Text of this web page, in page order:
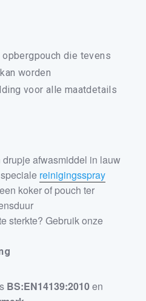
die tevens
worden
voor alle maatdetails
afwasmiddel in lauw
reinigingsspray
koker of pouch ter
sterkte? Gebruik onze
BS:EN14139:2010en